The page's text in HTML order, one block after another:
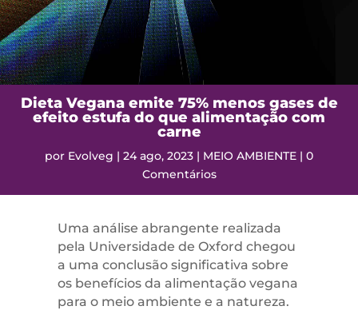
Dieta Vegana emite 75% menos gases de
efeito estufa do que alimentação com
carne
por Evolveg | 24 ago, 2023 | MEIO AMBIENTE | 0
Comentários
Uma análise abrangente realizada
pela Universidade de Oxford chegou
a uma conclusão significativa sobre
os benefícios da alimentação vegana
para o meio ambiente e a natureza.